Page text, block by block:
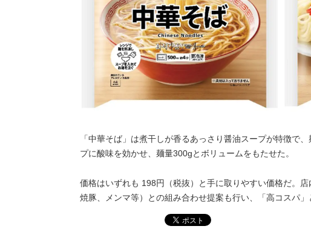
「中華そば」は煮干しが香るあっさり醤油スープが特徴で
プに酸味を効かせ、麺量300gとボリュームをもたせた。
価格はいずれも 198円（税抜）と手に取りやすい価格だ。店
焼豚、メンマ等）との組み合わせ提案も行い、「高コスパ